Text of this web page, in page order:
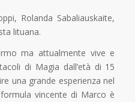
Rolanda Sabaliauskaite,
lituana.
ma attualmente vive e
di Magia dall’età di 15
una grande esperienza nel
vincente di Marco è